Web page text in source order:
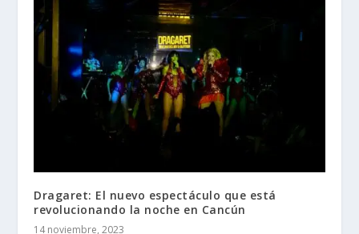
Dragaret: El nuevo espectáculo que está
revolucionando la noche en Cancún
14 noviembre, 2023